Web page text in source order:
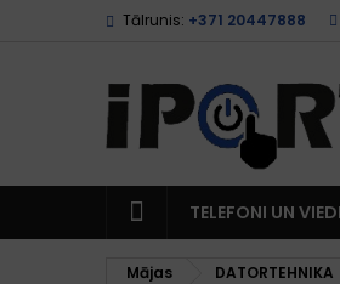
Tālrunis: +371 20447888
TELEFONI UN
Mājas DATORTEHNIKA